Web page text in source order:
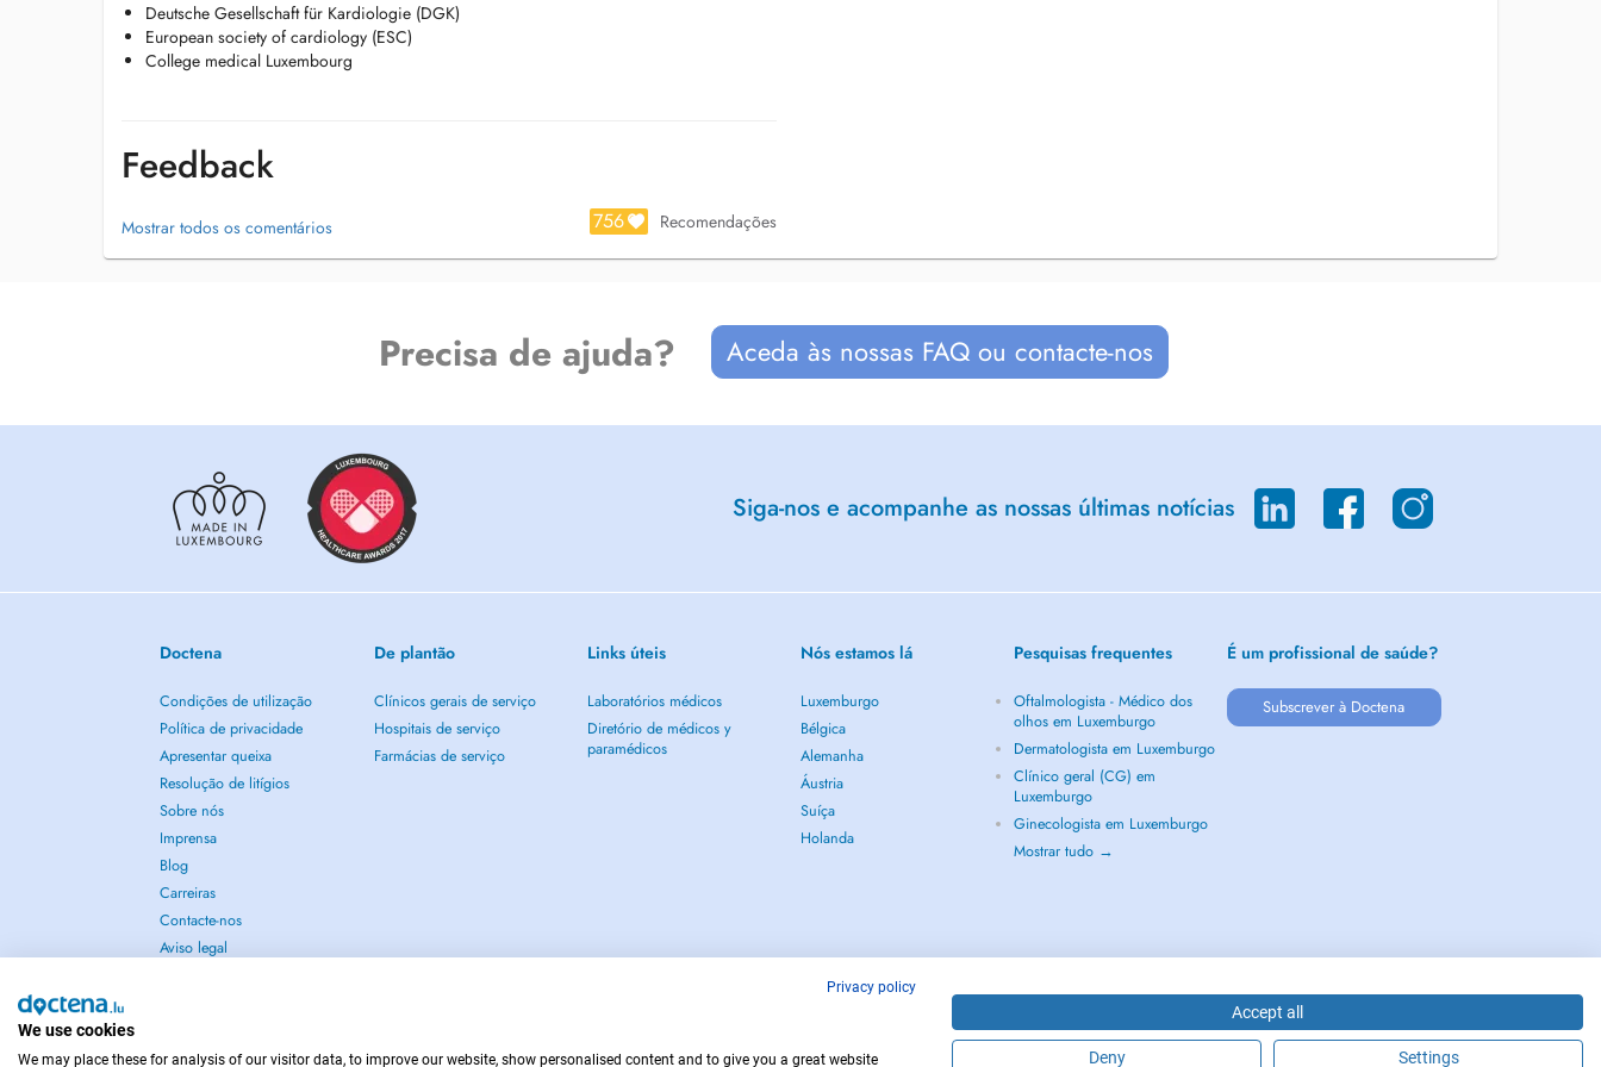
Deutsche Gesellschaft für Kardiologie (DGK)
European society of cardiology (ESC)
College medical Luxembourg
Feedback
Mostrar todos os comentários 756 Recomendações
Precisa de ajuda? Aceda às nossas FAQ ou contacte-nos
Siga-nos e acompanhe as nossas últimas notícias
Doctena
Condições de utilização
Política de privacidade
Apresentar queixa
Resolução de litígios
Sobre nós
Imprensa
Blog
Carreiras
Contacte-nos
Aviso legal
De plantão
Clínicos gerais de serviço
Hospitais de serviço
Farmácias de serviço
Links úteis
Laboratórios médicos
Diretório de médicos y
paramédicos
Nós estamos lá
Luxemburgo
Bélgica
Alemanha
Áustria
Suíça
Holanda
Pesquisas frequentes
Oftalmologista - Médico dos
olhos em Luxemburgo
Dermatologista em Luxemburgo
Clínico geral (CG) em
Luxemburgo
Ginecologista em Luxemburgo
Mostrar tudo →
É um profissional de saúde?
Subscrever à Doctena
Privacy policy
We use cookies
We may place these for analysis of our visitor data, to improve our website, show personalised content and to give you a great website
Accept all
Deny Settings